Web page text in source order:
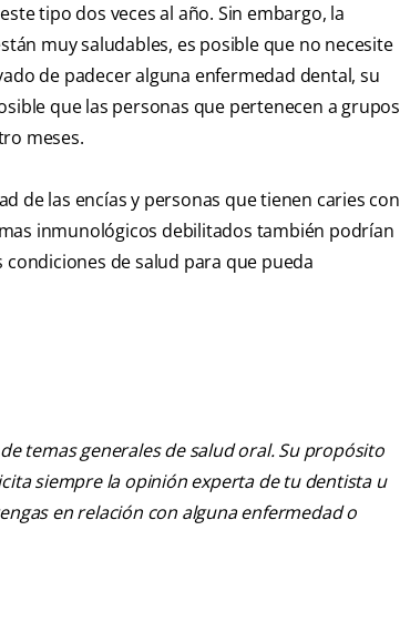
tipo dos veces al año. Sin embargo, la
muy saludables, es posible que no necesite
de padecer alguna enfermedad dental, su
que las personas que pertenecen a grupos
meses.
de las encías y personas que tienen caries con
inmunológicos debilitados también podrían
de salud para que pueda
temas generales de salud oral. Su propósito
siempre la opinión experta de tu dentista u
en relación con alguna enfermedad o